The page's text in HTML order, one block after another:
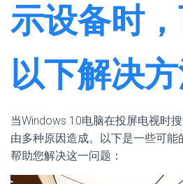
示设备时
以下解决
当Windows 10电脑在投屏电视时
由多种原因造成。以下是一些可
帮助您解决这一问题：